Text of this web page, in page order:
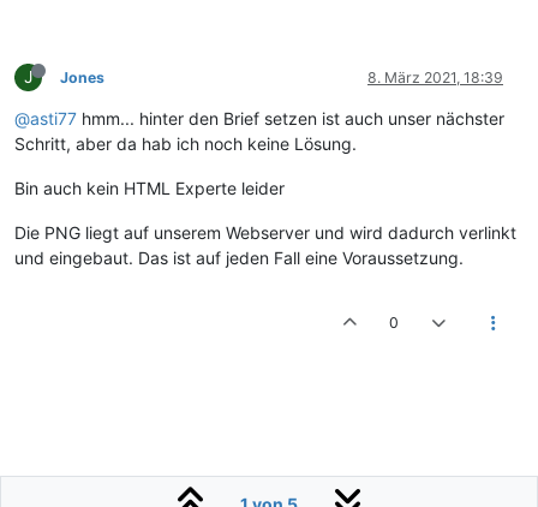
J Jones 8. März 2021, 18:39
@asti77 hmm... hinter den Brief setzen ist auch unser nächster
Schritt, aber da hab ich noch keine Lösung.
Bin auch kein HTML Experte leider
Die PNG liegt auf unserem Webserver und wird dadurch verlinkt
und eingebaut. Das ist auf jeden Fall eine Voraussetzung.
0